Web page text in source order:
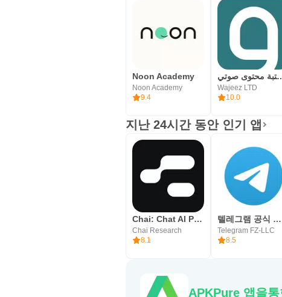
Noon Academy
Noon Academy
9.4
محتوى صوتي
Wajeez LTD
10.0
지난 24시간 동안 인기 앱
Chai: Chat AI Platform
Chai Research
8.1
텔레그램 공식 앱 Telegram
Telegram FZ-LLC
8.5
APKPure 앱을